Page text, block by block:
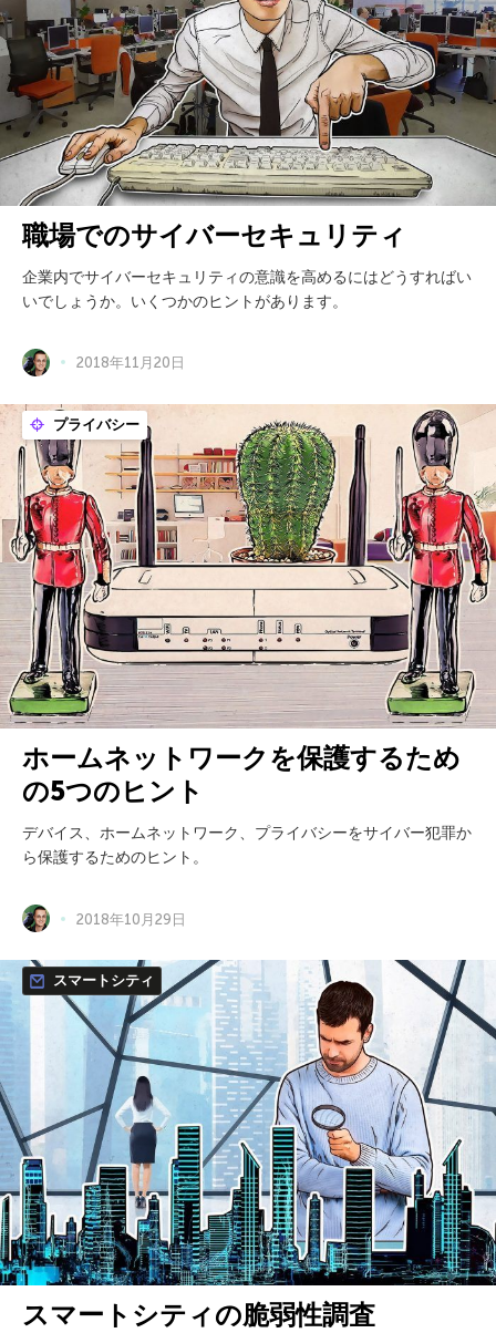
職場でのサイバーセキュリティ
企業内でサイバーセキュリティの意識を高めるにはどうすればい
いでしょうか。いくつかのヒントがあります。
2018年11月20日
プライバシー
ホームネットワークを保護するため
の5つのヒント
デバイス、ホームネットワーク、プライバシーをサイバー犯罪か
ら保護するためのヒント。
2018年10月29日
スマートシティ
スマートシティの脆弱性調査